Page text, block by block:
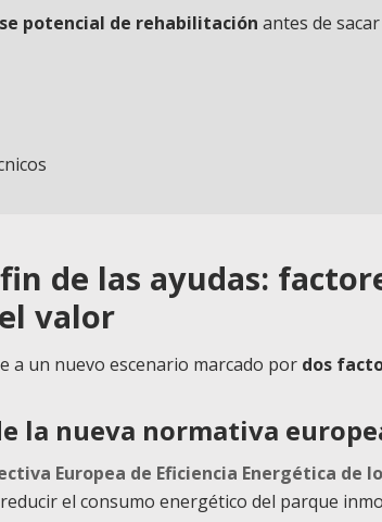
potencial de rehabilitación antes de
de las ayudas:
valor
a un nuevo escenario marcado por dos
la nueva normativa
Europea de Eficiencia Energética de
el consumo energético del parque